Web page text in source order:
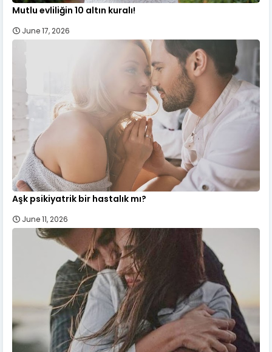
Mutlu evliliğin 10 altın kuralı!
June 17, 2026
Aşk psikiyatrik bir hastalık mı?
June 11, 2026